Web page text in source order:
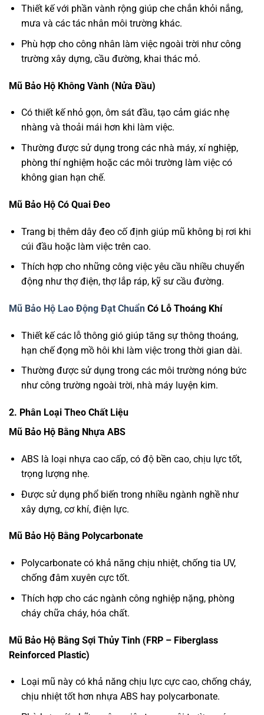
Thiết kế với phần vành rộng giúp che chắn khỏi nắng,
mưa và các tác nhân môi trường khác.
Phù hợp cho công nhân làm việc ngoài trời như công
trường xây dựng, cầu đường, khai thác mỏ.
Mũ Bảo Hộ Không Vành (Nửa Đầu)
Có thiết kế nhỏ gọn, ôm sát đầu, tạo cảm giác nhẹ
nhàng và thoải mái hơn khi làm việc.
Thường được sử dụng trong các nhà máy, xí nghiệp,
phòng thí nghiệm hoặc các môi trường làm việc có
không gian hạn chế.
Mũ Bảo Hộ Có Quai Đeo
Trang bị thêm dây đeo cố định giúp mũ không bị rơi khi
cúi đầu hoặc làm việc trên cao.
Thích hợp cho những công việc yêu cầu nhiều chuyển
động như thợ điện, thợ lắp ráp, kỹ sư cầu đường.
Mũ Bảo Hộ Lao Động Đạt Chuẩn Có Lỗ Thoáng Khí
Thiết kế các lỗ thông gió giúp tăng sự thông thoáng,
hạn chế đọng mồ hôi khi làm việc trong thời gian dài.
Thường được sử dụng trong các môi trường nóng bức
như công trường ngoài trời, nhà máy luyện kim.
2. Phân Loại Theo Chất Liệu
Mũ Bảo Hộ Bằng Nhựa ABS
ABS là loại nhựa cao cấp, có độ bền cao, chịu lực tốt,
trọng lượng nhẹ.
Được sử dụng phổ biến trong nhiều ngành nghề như
xây dựng, cơ khí, điện lực.
Mũ Bảo Hộ Bằng Polycarbonate
Polycarbonate có khả năng chịu nhiệt, chống tia UV,
chống đâm xuyên cực tốt.
Thích hợp cho các ngành công nghiệp nặng, phòng
cháy chữa cháy, hóa chất.
Mũ Bảo Hộ Bằng Sợi Thủy Tinh (FRP – Fiberglass
Reinforced Plastic)
Loại mũ này có khả năng chịu lực cực cao, chống cháy,
chịu nhiệt tốt hơn nhựa ABS hay polycarbonate.